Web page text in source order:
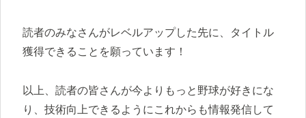
読者のみなさんがレベルアップした先に、タイトル
獲得できることを願っています！
以上、読者の皆さんが今よりもっと野球が好きにな
り、技術向上できるようにこれからも情報発信して